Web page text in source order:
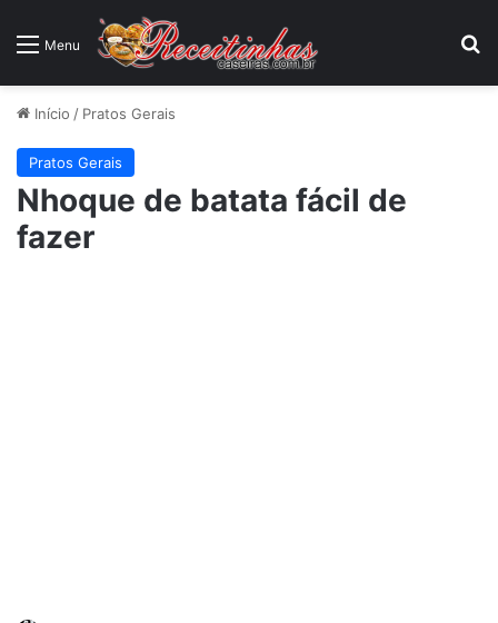
Menu
Início / Pratos Gerais
Pratos Gerais
Nhoque de batata fácil de
fazer